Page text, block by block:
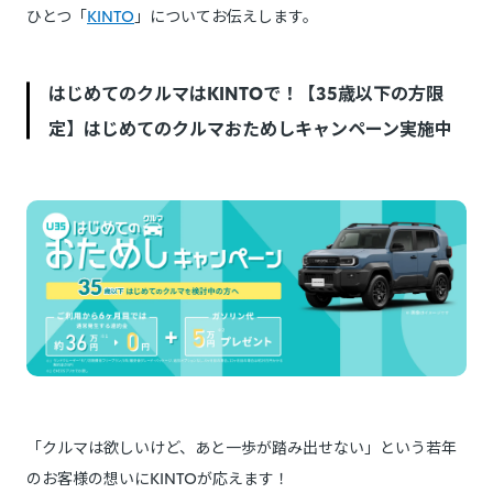
ひとつ「KINTO 」についてお伝えします。
はじめてのクルマはKINTOで！【35歳以下の方限
定】はじめてのクルマおためしキャンペーン実施中
「クルマは欲しいけど、あと一歩が踏み出せない」という若年
のお客様の想いにKINTOが応えます！